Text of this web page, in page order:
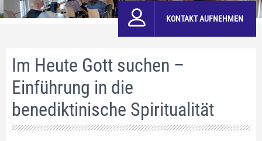
KONTAKT AUFNEHMEN
Im Heute Gott suchen –
Einführung in die
benediktinische Spiritualität